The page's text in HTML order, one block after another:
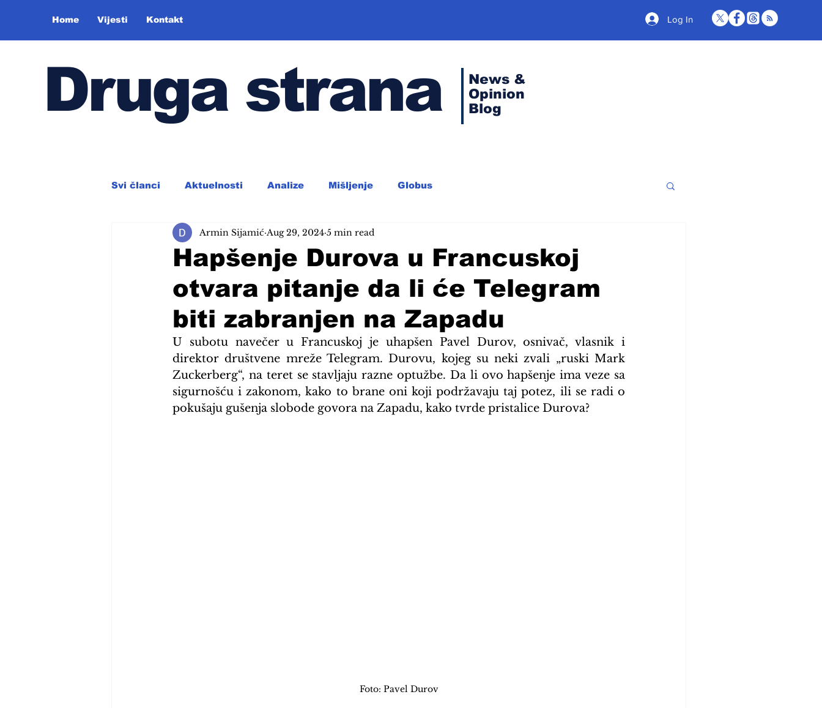
Home Vijesti Kontakt Log In
Druga strana
News &
Opinion
Blog
Svi članci Aktuelnosti Analize Mišljenje Globus
Hapšenje Durova u Francuskoj
otvara pitanje da li će Telegram
biti zabranjen na Zapadu
Armin Sijamić Aug 29, 2024 5 min read
U subotu navečer u Francuskoj je uhapšen Pavel Durov, osnivač, vlasnik i
direktor društvene mreže Telegram. Durovu, kojeg su neki zvali „ruski Mark
Zuckerberg“, na teret se stavljaju razne optužbe. Da li ovo hapšenje ima veze sa
sigurnošću i zakonom, kako to brane oni koji podržavaju taj potez, ili se radi o
pokušaju gušenja slobode govora na Zapadu, kako tvrde pristalice Durova?
Foto: Pavel Durov